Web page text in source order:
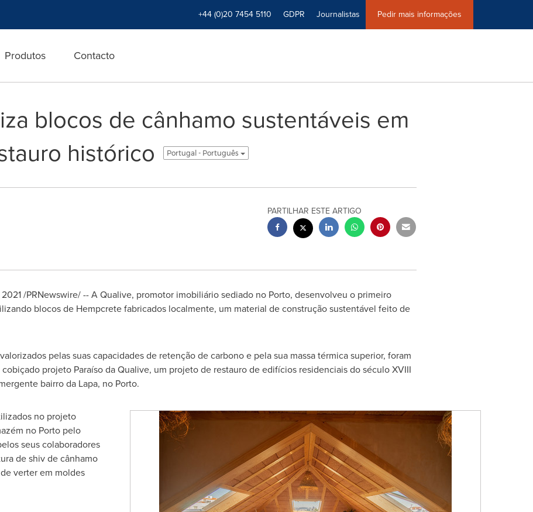
+44 (0)20 7454 5110 GDPR Journalistas Pedir mais informações
Produtos Contacto
blocos de cânhamo sustentáveis em
histórico
Portugal - Português
PARTILHAR ESTE ARTIGO
/PRNewswire/ -- A Qualive, promotor imobiliário sediado no Porto, desenvolveu o primeiro
blocos de Hempcrete fabricados localmente, um material de construção sustentável feito de
pelas suas capacidades de retenção de carbono e pela sua massa térmica superior, foram
projeto Paraíso da Qualive, um projeto de restauro de edifícios residenciais do século XVIII
bairro da Lapa, no Porto.
no projeto
no Portopelo
seus colaboradores
de shiv de cânhamo
verter em moldes